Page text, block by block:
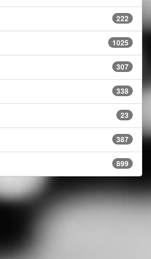
222
1025
307
338
23
387
899